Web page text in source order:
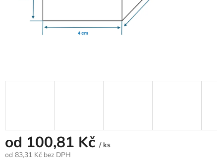
od 100,81 Kč / ks
od 83,31 Kč bez DPH